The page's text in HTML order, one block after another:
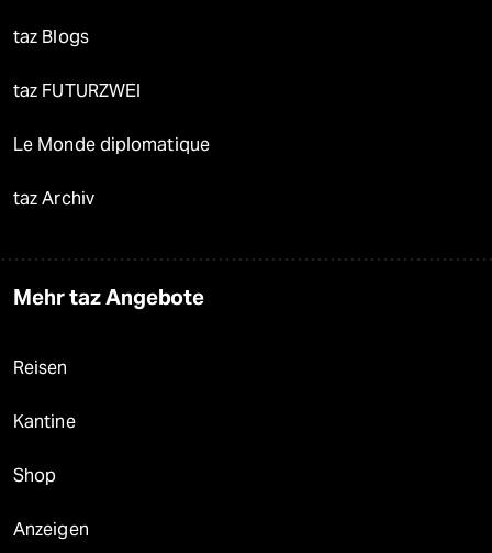
taz Blogs
taz FUTURZWEI
Le Monde diplomatique
taz Archiv
Mehr taz Angebote
Reisen
Kantine
Shop
Anzeigen